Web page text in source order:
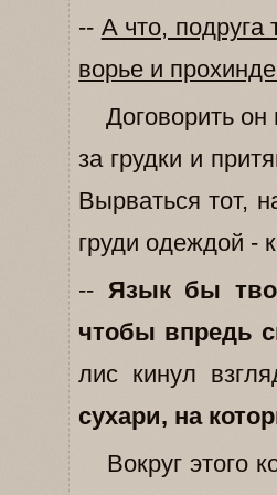
-- А что,
ворье и
Договорить он
за грудки и
Вырваться тот,
груди одеждой -
-- Язык бы
чтобы впредь
лис кинул
сухари, на
Вокруг этого